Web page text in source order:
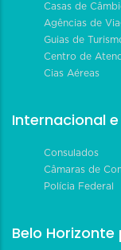
Casas de
Agências de
Guias de
Centro de
Cias Aéreas
Internacional
Consulados
Câmaras de
Polícia Federal
Belo